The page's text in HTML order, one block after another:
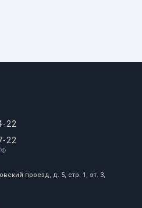
22
22
проезд, д. 5, стр. 1, эт. 3,